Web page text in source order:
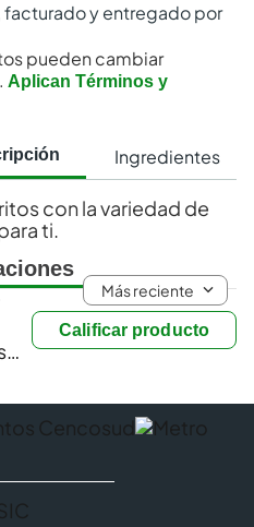
y entregado por
pueden cambiar
Aplican Términos y
Ingredientes
con la variedad de
ti.
Calificar producto
Más reciente